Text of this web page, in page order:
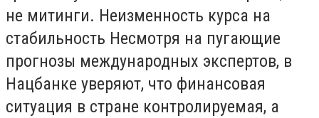
не митинги. Неизменность курса на
стабильность Несмотря на пугающие
прогнозы международных экспертов, в
Нацбанке уверяют, что финансовая
ситуация в стране контролируемая, а